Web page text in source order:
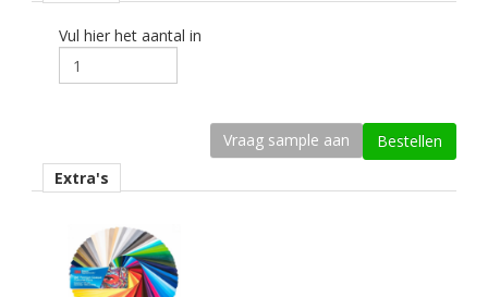
25.
Maximale krimp (mm)
Minimale aanbrengstemperatuur (°C)
Vul hier het aantal in
Extra's